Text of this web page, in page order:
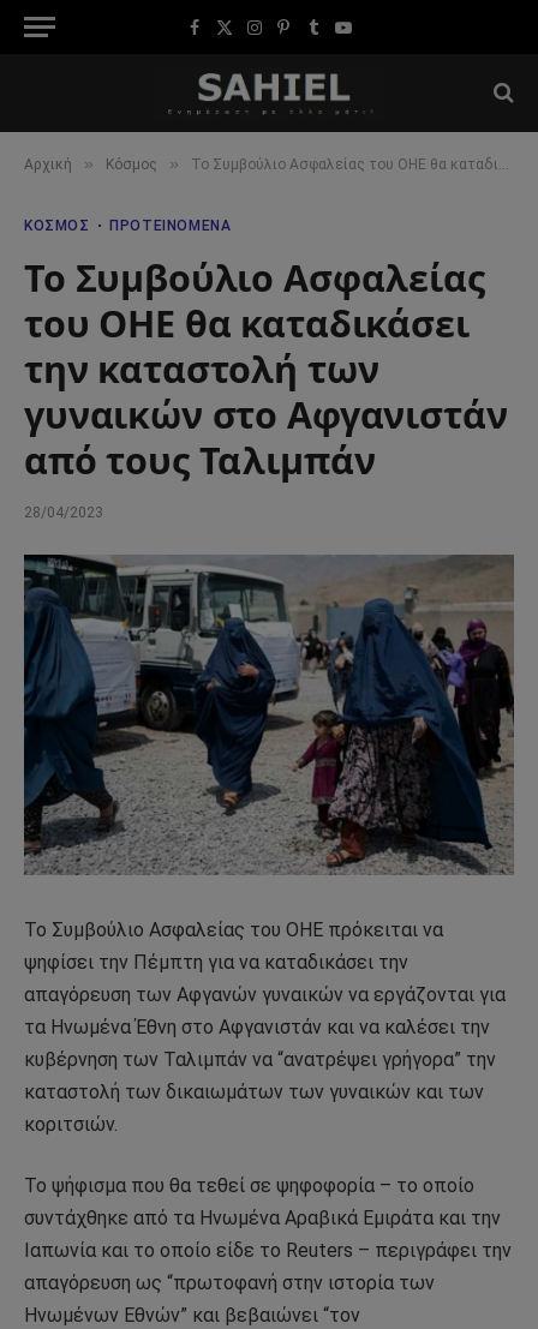
Facebook
X
Instagram
Pinterest
TumblrYouTube
Αρχική » Κόσμος » Το Συμβούλιο Ασφαλείας του ΟΗΕ θα καταδικάσει την καταστολή των γυναικών στο Αφγανιστάν από τους Ταλιμπάν
ΚΌΣΜΟΣ ΠΡΟΤΕΙΝΌΜΕΝΑ
Το Συμβούλιο Ασφαλείας
του ΟΗΕ θα καταδικάσει
την καταστολή των
γυναικών στο Αφγανιστάν
από τους Ταλιμπάν
28/04/2023
Το Συμβούλιο Ασφαλείας του ΟΗΕ πρόκειται να
ψηφίσει την Πέμπτη για να καταδικάσει την
απαγόρευση των Αφγανών γυναικών να εργάζονται για
τα Ηνωμένα Έθνη στο Αφγανιστάν και να καλέσει την
κυβέρνηση των Ταλιμπάν να “ανατρέψει γρήγορα” την
καταστολή των δικαιωμάτων των γυναικών και των
κοριτσιών.
Το ψήφισμα που θα τεθεί σε ψηφοφορία – το οποίο
συντάχθηκε από τα Ηνωμένα Αραβικά Εμιράτα και την
Ιαπωνία και το οποίο είδε το Reuters – περιγράφει την
απαγόρευση ως “πρωτοφανή στην ιστορία των
Ηνωμένων Εθνών” και βεβαιώνει “τον